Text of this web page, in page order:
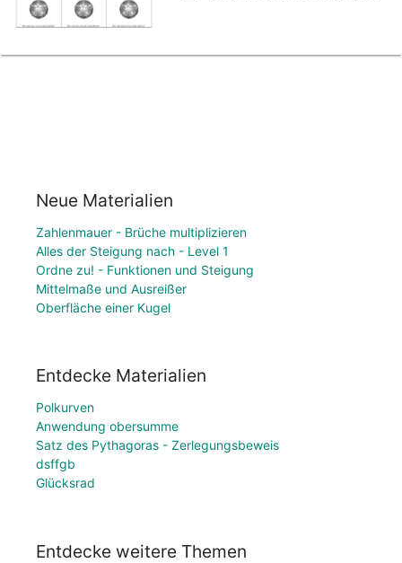
Neue Materialien
Zahlenmauer - Brüche multiplizieren
Alles der Steigung nach - Level 1
Ordne zu! - Funktionen und Steigung
Mittelmaße und Ausreißer
Oberfläche einer Kugel
Entdecke Materialien
Polkurven
Anwendung obersumme
Satz des Pythagoras - Zerlegungsbeweis
dsffgb
Glücksrad
Entdecke weitere Themen